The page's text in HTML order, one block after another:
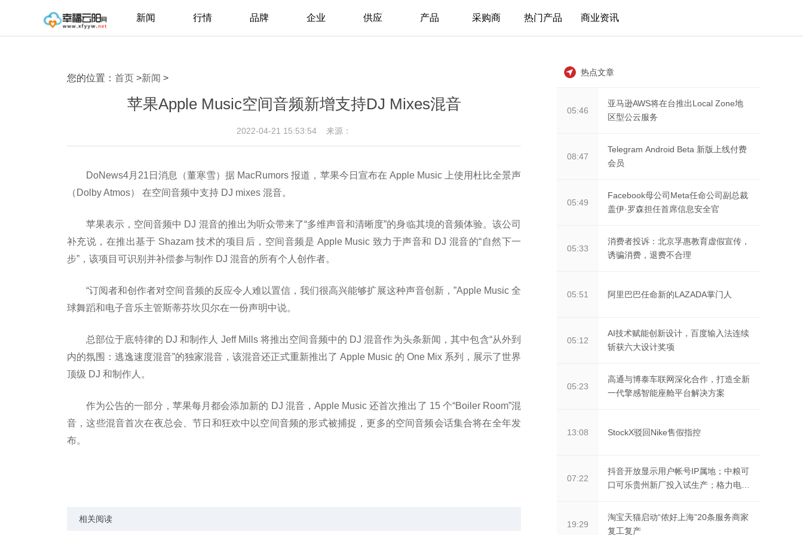
新闻 行情 品牌 企业 供应 产品 采购商 热门产品 商业资讯
您的位置： 首页 >新闻 >
苹果Apple Music空间音频新增支持DJ Mixes混音
2022-04-21 15:53:54 来源：
DoNews4月21日消息（董寒雪）据 MacRumors 报道，苹果今日宣布在 Apple Music 上使用杜比全景声
（Dolby Atmos） 在空间音频中支持 DJ mixes 混音。
苹果表示，空间音频中 DJ 混音的推出为听众带来了“多维声音和清晰度”的身临其境的音频体验。该公司
补充说，在推出基于 Shazam 技术的项目后，空间音频是 Apple Music 致力于声音和 DJ 混音的“自然下一
步”，该项目可识别并补偿参与制作 DJ 混音的所有个人创作者。
“订阅者和创作者对空间音频的反应令人难以置信，我们很高兴能够扩展这种声音创新，”Apple Music 全
球舞蹈和电子音乐主管斯蒂芬坎贝尔在一份声明中说。
总部位于底特律的 DJ 和制作人 Jeff Mills 将推出空间音频中的 DJ 混音作为头条新闻，其中包含“从外到
内的氛围：逃逸速度混音”的独家混音，该混音还正式重新推出了 Apple Music 的 One Mix 系列，展示了世界
顶级 DJ 和制作人。
作为公告的一部分，苹果每月都会添加新的 DJ 混音，Apple Music 还首次推出了 15 个“Boiler Room”混
音，这些混音首次在夜总会、节日和狂欢中以空间音频的形式被捕捉，更多的空间音频会话集合将在全年发
布。
相关阅读
热点文章
05:46
亚马逊AWS将在台推出Local Zone地
区型公云服务
08:47
Telegram Android Beta 新版上线付费
会员
05:49
Facebook母公司Meta任命公司副总裁
盖伊·罗森担任首席信息安全官
05:33
消费者投诉：北京孚惠教育虚假宣传，
诱骗消费，退费不合理
05:51 阿里巴巴任命新的LAZADA掌门人
05:12
AI技术赋能创新设计，百度输入法连续
斩获六大设计奖项
05:23
高通与博泰车联网深化合作，打造全新
一代擎感智能座舱平台解决方案
13:08 StockX驳回Nike售假指控
07:22
抖音开放显示用户帐号IP属地；中粮可
口可乐贵州新厂投入试生产；格力电
19:29
淘宝天猫启动“侬好上海”20条服务商家
复工复产